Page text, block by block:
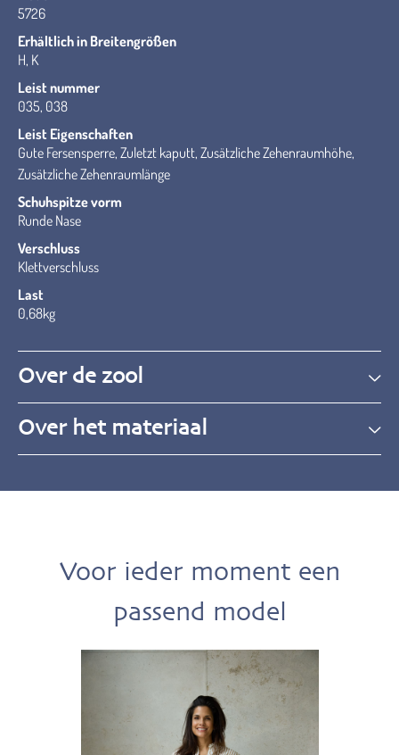
5726
Erhältlich in Breitengrößen
H, K
Leist nummer
035, 038
Leist Eigenschaften
Gute Fersensperre, Zuletzt kaputt, Zusätzliche Zehenraumhöhe,
Zusätzliche Zehenraumlänge
Schuhspitze vorm
Runde Nase
Verschluss
Klettverschluss
Last
0,68kg
Over de zool
Over het materiaal
Voor ieder moment een
passend model